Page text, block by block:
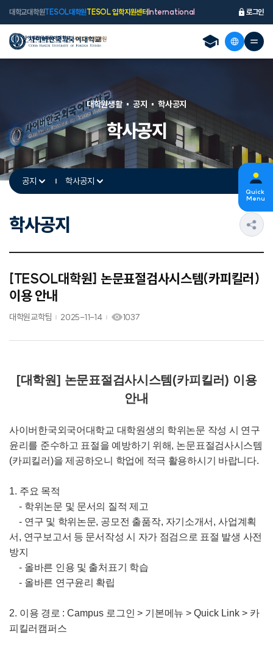
대학교대학원TESOL대학원TESOL 입학지원센터International 로그인
학사공지
대학원생활 공지 학사공지
공지 학사공지
학사공지
[TESOL대학원] 논문표절검사시스템(카피킬러)
이용 안내
대학원교학팀 2025-11-14 1037
[대학원] 논문표절검사시스템(카피킬러) 이용
안내
사이버한국외국어대학교 대학원생의 학위논문 작성 시 연구
윤리를 준수하고 표절을 예방하기 위해, 논문표절검사시스템
(카피킬러)을 제공하오니 학업에 적극 활용하시기 바랍니다.
1. 주요 목적
- 학위논문 및 문서의 질적 제고
- 연구 및 학위논문, 공모전 출품작, 자기소개서 ,사업계획
서 , 연구보고서 등 문서작성 시 자가 점검으로 표절 발생 사전
방지
- 올바른 인용 및 출처표기 학습
- 올바른 연구윤리 확립
2. 이용 경로 : Campus 로그인> 기본메뉴 > Quick Link > 카
피킬러캠퍼스
Quick
Menu